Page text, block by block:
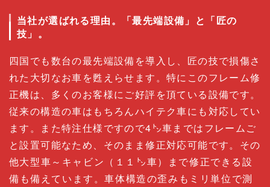
当社が選ばれる理由。「最先端設備」と「匠の
技」。
四国でも数台の最先端設備を導入し、匠の技で損傷さ
れた大切なお車を甦えらせます。特にこのフレーム修
正機は、多くのお客様にご好評を頂ている設備です。
従来の構造の車はもちろんハイテク車にも対応してい
ます。また特注仕様ですので4㌧車まではフレームご
と設置可能なため、そのまま修正対応可能です。その
他大型車～キャビン（１１㌧車）まで修正できる設
備も備えています。車体構造の歪みもミリ単位で測